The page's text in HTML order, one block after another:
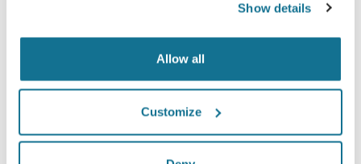
Show details
Allow all
Customize
informatie is beveiligd en prive.